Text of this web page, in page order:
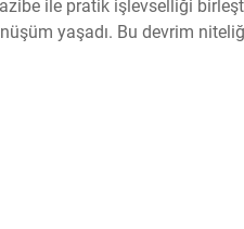
ile pratik işlevselliği
yaşadı. Bu devrim